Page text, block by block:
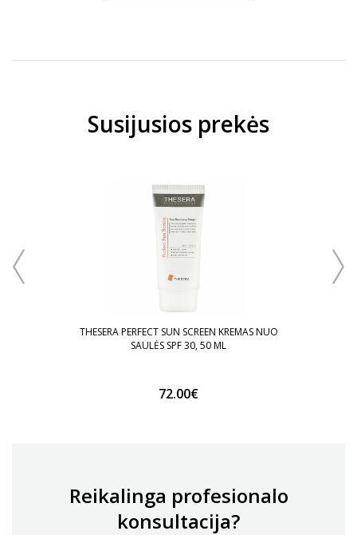
Susijusios prekės
THESERA PERFECT SUN SCREEN KREMAS NUO
SAULĖS SPF 30, 50 ML
72.00€
Reikalinga profesionalo
konsultacija?